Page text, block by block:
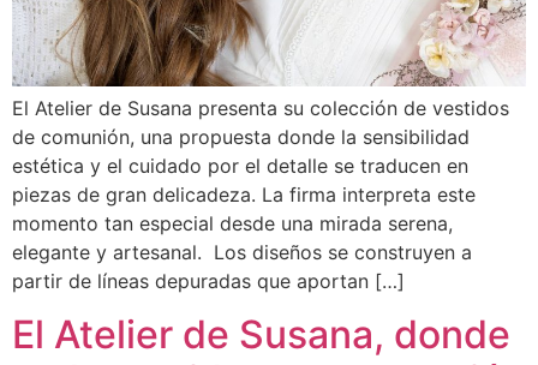
El Atelier de Susana presenta su colección de vestidos
de comunión, una propuesta donde la sensibilidad
estética y el cuidado por el detalle se traducen en
piezas de gran delicadeza. La firma interpreta este
momento tan especial desde una mirada serena,
elegante y artesanal. Los diseños se construyen a
partir de líneas depuradas que aportan […]
El Atelier de Susana, donde